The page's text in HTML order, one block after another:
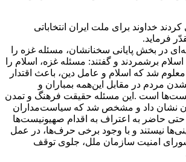
کردند خداوند برای ملت ایران انتخاباتی
فرماید.
در بخش پایانی سخنانشان، مسئله غزه را
برشمردند و گفتند: مسئله غزه، اسلام را
شد که اسلام و عامل دین، باعث اقتدار
مردم در مقابل این‌همه بمباران و
است .این مسئله حقیقت فرهنگ و تمدن
نشان داد و مشخص شد که سیاست‌مداران
حتی حاضر به اعتراف به اقدام صهیونیست‌ها
نیستند و با وجود برخی حرف‌ها، در عمل
امنیت سازمان ملل، جلوی توقف